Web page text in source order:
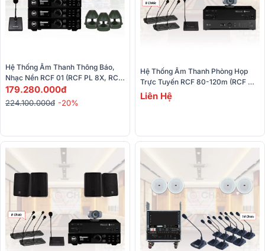
Hệ Thống Âm Thanh Thông Báo,
Nhạc Nền RCF 01 (RCF PL 8X, RCF
PL 60, RCF MQ 80P, RCF DMA 82,
…)
179.280.000đ
224.100.000đ -20%
Hệ Thống Âm Thanh Phòng Họp
Trực Tuyến RCF 80-120m (RCF
Compact M08, RCF DMA 504,
Liên Hệ